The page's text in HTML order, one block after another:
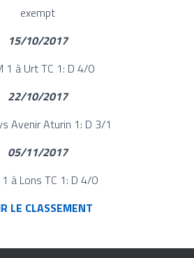
exempt
15/10/2017
1 à Urt TC 1: D 4/0
22/10/2017
Avenir Aturin 1: D 3/1
05/11/2017
à Lons TC 1: D 4/0
LE CLASSEMENT